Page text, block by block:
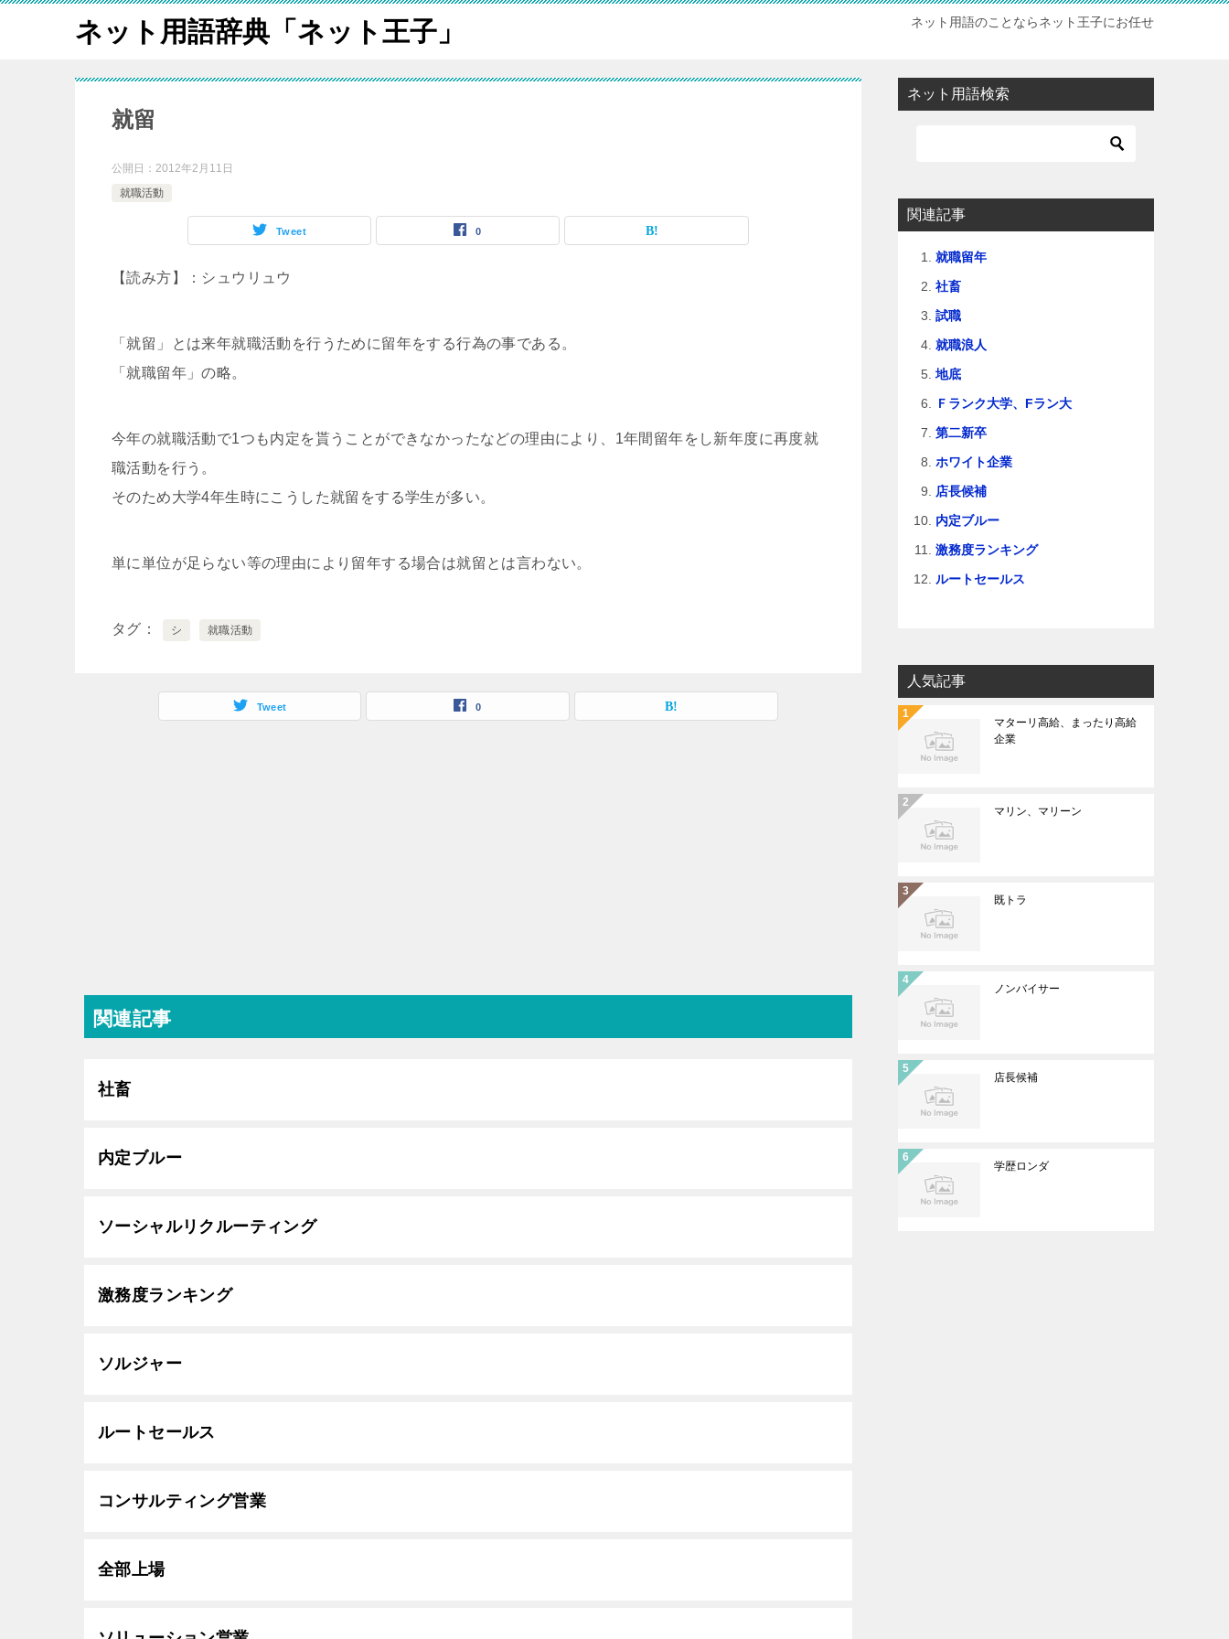
ネット用語辞典「ネット王子」 ネット用語のことならネット王子にお任せ
就留
公開日： 2012年2月11日
就職活動
Tweet 0
【読み方】：シュウリュウ
「就留」とは来年就職活動を行うために留年をする行為の事である。
「就職留年」の略。
今年の就職活動で1つも内定を貰うことができなかったなどの理由により、1年間留年をし新年度に再度就
職活動を行う。
そのため大学4年生時にこうした就留をする学生が多い。
単に単位が足らない等の理由により留年する場合は就留とは言わない。
タグ シ 就職活動
Tweet 0
関連記事
社畜
内定ブルー
ソーシャルリクルーティング
激務度ランキング
ソルジャー
ルートセールス
コンサルティング営業
全部上場
ネット用語検索
関連記事
就職留年
社畜
試職
就職浪人
地底
Ｆランク大学、Fラン大
第二新卒
ホワイト企業
店長候補
内定ブルー
激務度ランキング
ルートセールス
人気記事
マターリ高給、まったり高給
企業
マリン、マリーン
既トラ
ノンバイサー
店長候補
学歴ロンダ